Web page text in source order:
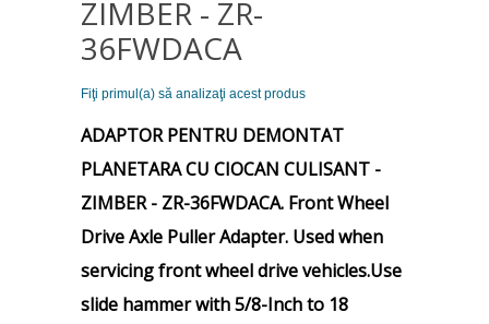
ZIMBER - ZR-
36FWDACA
Fiţi primul(a) să analizaţi acest produs
ADAPTOR PENTRU DEMONTAT
PLANETARA CU CIOCAN CULISANT -
ZIMBER - ZR-36FWDACA. Front Wheel
Drive Axle Puller Adapter. Used when
servicing front wheel drive vehicles.Use
slide hammer with 5/8-Inch to 18